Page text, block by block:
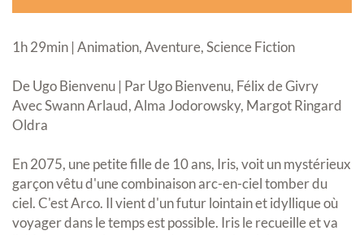
1h 29min | Animation, Aventure, Science Fiction
De Ugo Bienvenu | Par Ugo Bienvenu, Félix de Givry
Avec Swann Arlaud, Alma Jodorowsky, Margot Ringard
Oldra
En 2075, une petite fille de 10 ans, Iris, voit un mystérieux
garçon vêtu d'une combinaison arc-en-ciel tomber du
ciel. C'est Arco. Il vient d'un futur lointain et idyllique où
voyager dans le temps est possible. Iris le recueille et va